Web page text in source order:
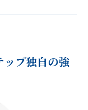
ップ独自の強